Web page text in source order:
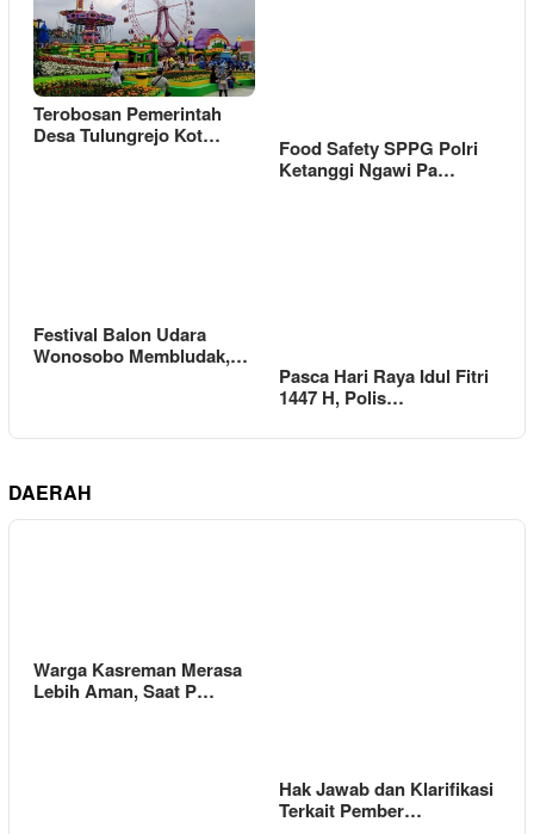
Terobosan Pemerintah
Desa Tulungrejo Kot…
Food Safety SPPG Polri
Ketanggi Ngawi Pa…
Festival Balon Udara
Wonosobo Membludak,…
Pasca Hari Raya Idul Fitri
1447 H, Polis…
DAERAH
Warga Kasreman Merasa
Lebih Aman, Saat P…
Hak Jawab dan Klarifikasi
Terkait Pember…